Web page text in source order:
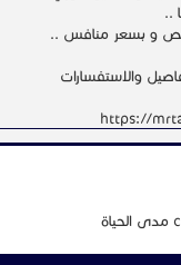
..
و بسعر منافس ..
والاستفسارات
https://